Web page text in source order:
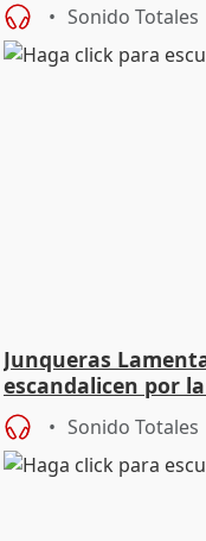
Sonido Totales
Junqueras
escandalicen por
Sonido Totales